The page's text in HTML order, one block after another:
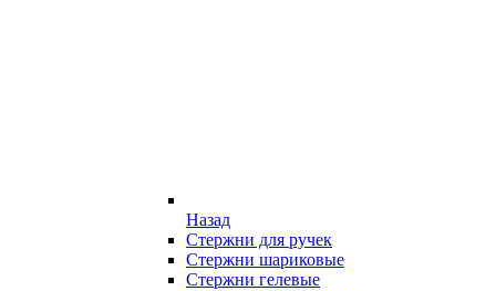
Назад
Стержни для ручек
Стержни шариковые
Стержни гелевые